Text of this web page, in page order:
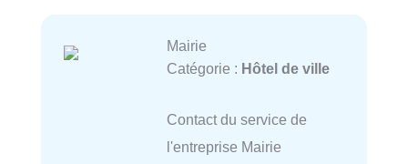
Mairie
Catégorie : Hôtel de ville
Contact du service de
l'entreprise Mairie